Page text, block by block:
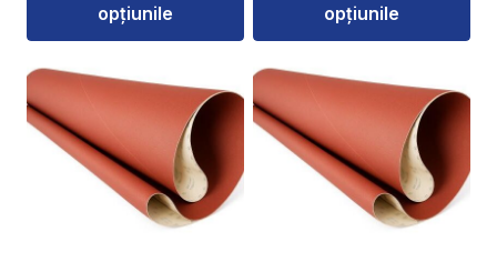
opțiunile
produs
are
mai
multe
opțiunile
produs
are
mai
multe